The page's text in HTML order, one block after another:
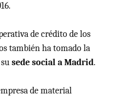
de crédito de los
también ha tomado la
sede social a Madrid.
de material